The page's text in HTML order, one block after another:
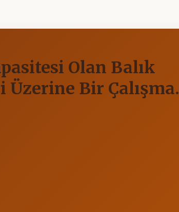
Olan Balık
Bir Çalışma.